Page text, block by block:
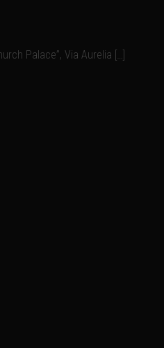
Palace”, Via Aurelia […]